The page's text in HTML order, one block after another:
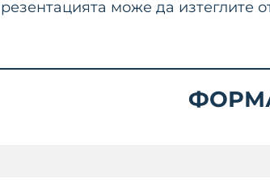
може да изтеглите